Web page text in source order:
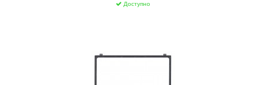
Доступно